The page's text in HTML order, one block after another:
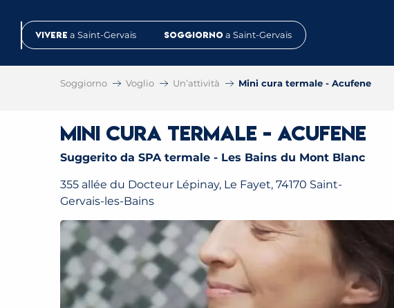
contenuVivere a Saint-Gervais Soggiorno a Saint-Gervais
Soggiorno Voglio Un’attività Mini cura termale - Acufene
Mini cura termale - Acufene
Suggerito da SPA termale - Les Bains du Mont Blanc
355 allée du Docteur Lépinay, Le Fayet, 74170 Saint-
Gervais-les-Bains